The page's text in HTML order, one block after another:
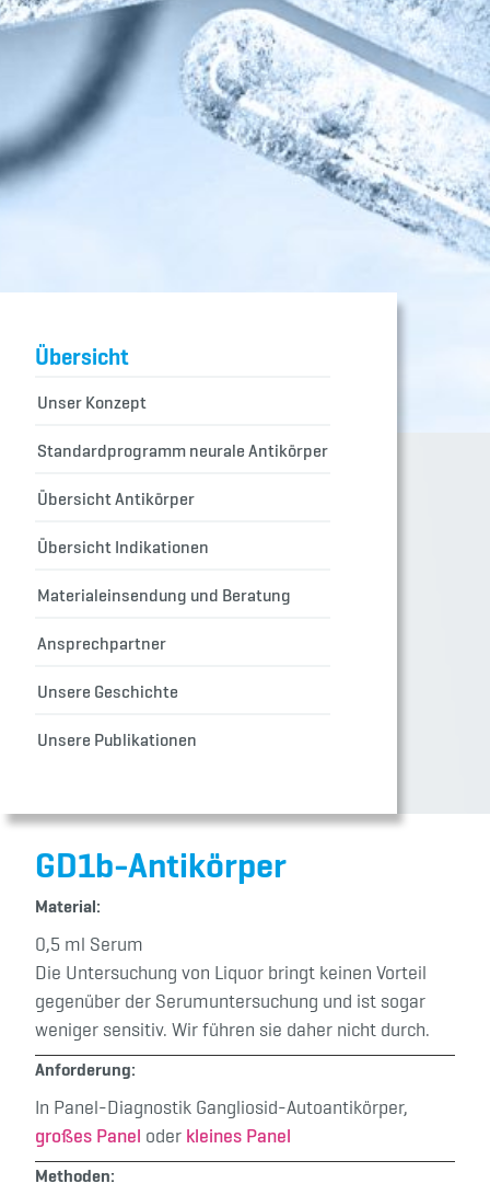
Übersicht
Unser Konzept
Standardprogramm neurale Antikörper
Übersicht Antikörper
Übersicht Indikationen
Materialeinsendung und Beratung
Ansprechpartner
Unsere Geschichte
Unsere Publikationen
GD1b-Antikörper
Material:
0,5 ml Serum
Die Untersuchung von Liquor bringt keinen Vorteil
gegenüber der Serumuntersuchung und ist sogar
weniger sensitiv. Wir führen sie daher nicht durch.
Anforderung:
In Panel-Diagnostik Gangliosid-Autoantikörper,
großes Panel oder kleines Panel
Methoden: